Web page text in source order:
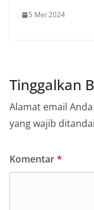
5 Mei 2024
Tinggalkan
Alamat email
yang wajib ditandai
Komentar*